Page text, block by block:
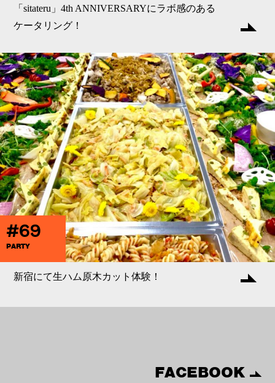
「sitateru」4th ANNIVERSARYにラボ感のある
ケータリング！
#69
PARTY
新宿にて生ハム原木カット体験！
FACEBOOK